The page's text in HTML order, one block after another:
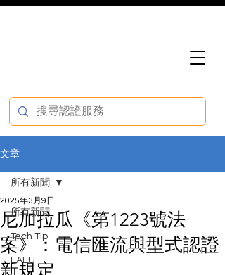
文章
所有新聞
Tech Tip
EAEU
所有新聞
尼加拉瓜《第1223號法
案》：電信匯流與型式認證
新規定
2025年3月9日